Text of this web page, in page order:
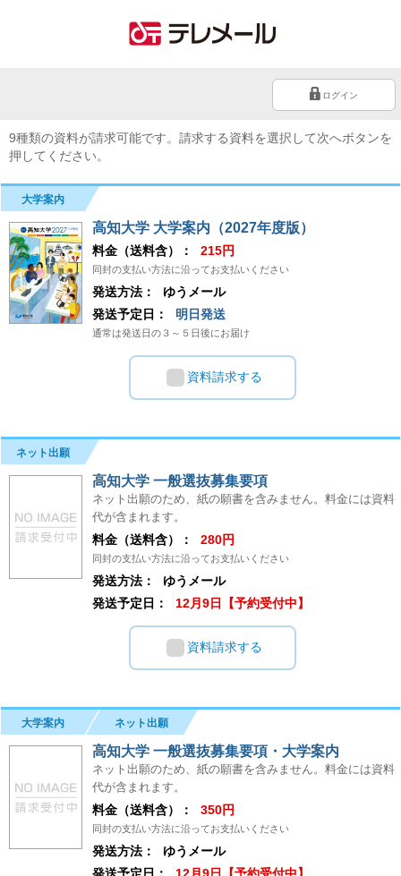
ログイン
9種類の資料が請求可能です。請求する資料を選択して次へボタンを
押してください。
大学案内
高知大学 大学案内（2027年度版）
料金（送料含）： 215円
同封の支払い方法に沿ってお支払いください
発送方法：
ゆうメール
発送予定日：
明日発送
通常は発送日の３～５日後にお届け
資料請求する
ネット出願
高知大学 一般選抜募集要項
ネット出願のため、紙の願書を含みません。料金には資料
代が含まれます。
料金（送料含）： 280円
同封の支払い方法に沿ってお支払いください
発送方法：
ゆうメール
発送予定日：
12月9日【予約受付中】
資料請求する
大学案内 ネット出願
高知大学 一般選抜募集要項・大学案内
ネット出願のため、紙の願書を含みません。料金には資料
代が含まれます。
料金（送料含）： 350円
同封の支払い方法に沿ってお支払いください
発送方法：
ゆうメール
発送予定日：
12月9日【予約受付中】